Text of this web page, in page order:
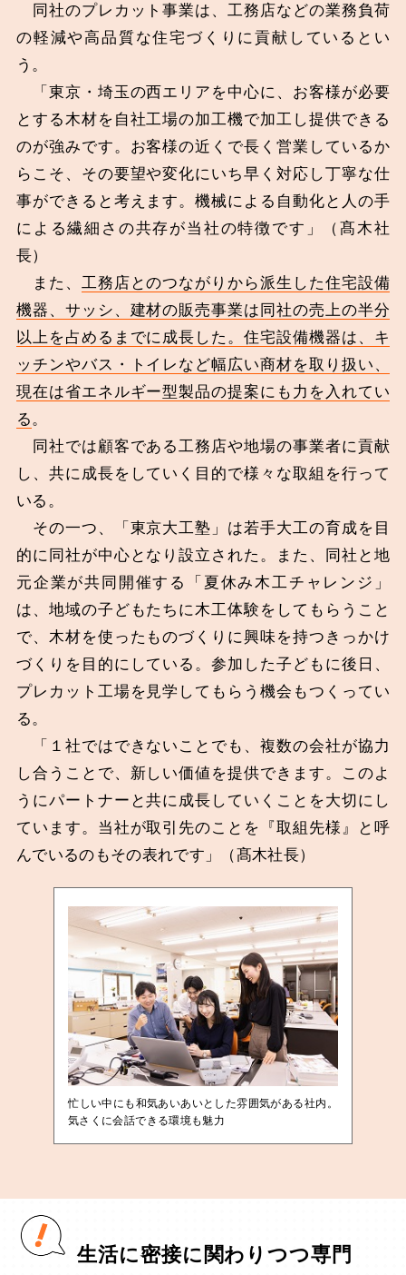
同社のプレカット事業は、工務店などの業務負荷
の軽減や高品質な住宅づくりに貢献しているとい
う。
「東京・埼玉の西エリアを中心に、お客様が必要
とする木材を自社工場の加工機で加工し提供できる
のが強みです。お客様の近くで長く営業しているか
らこそ、その要望や変化にいち早く対応し丁寧な仕
事ができると考えます。機械による自動化と人の手
による繊細さの共存が当社の特徴です」（髙木社
長）
また、 工務店とのつながりから派生した住宅設備
機器、サッシ、建材の販売事業は同社の売上の半分
以上を占めるまでに成長した。住宅設備機器は、キ
ッチンやバス・トイレなど幅広い商材を取り扱い、
現在は省エネルギー型製品の提案にも力を入れてい
る 。
同社では顧客である工務店や地場の事業者に貢献
し、共に成長をしていく目的で様々な取組を行って
いる。
その一つ、「東京大工塾」は若手大工の育成を目
的に同社が中心となり設立された。また、同社と地
元企業が共同開催する「夏休み木工チャレンジ」
は、地域の子どもたちに木工体験をしてもらうこと
で、木材を使ったものづくりに興味を持つきっかけ
づくりを目的にしている。参加した子どもに後日、
プレカット工場を見学してもらう機会もつくってい
る。
「１社ではできないことでも、複数の会社が協力
し合うことで、新しい価値を提供できます。このよ
うにパートナーと共に成長していくことを大切にし
ています。当社が取引先のことを『取組先様』と呼
んでいるのもその表れです」（髙木社長）
忙しい中にも和気あいあいとした雰囲気がある社内。
気さくに会話できる環境も魅力
生活に密接に関わりつつ専門